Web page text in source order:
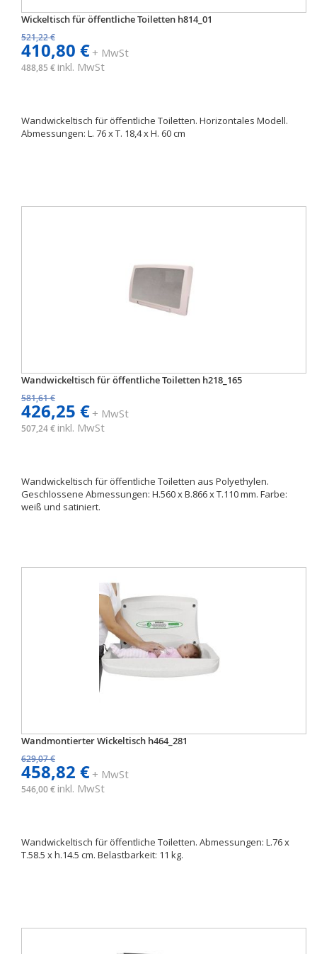
Wickeltisch für öffentliche Toiletten h814_01
521,22 €
410,80 €+ MwSt
488,85 € inkl. MwSt
Wandwickeltisch für öffentliche Toiletten. Horizontales Modell.
Abmessungen: L. 76 x T. 18,4 x H. 60 cm
Wandwickeltisch für öffentliche Toiletten h218_165
581,61 €
426,25 €+ MwSt
507,24 € inkl. MwSt
Wandwickeltisch für öffentliche Toiletten aus Polyethylen.
Geschlossene Abmessungen: H.560 x B.866 x T.110 mm. Farbe:
weiß und satiniert.
Wandmontierter Wickeltisch h464_281
629,07 €
458,82 €+ MwSt
546,00 € inkl. MwSt
Wandwickeltisch für öffentliche Toiletten. Abmessungen: L.76 x
T.58.5 x h.14.5 cm. Belastbarkeit: 11 kg.